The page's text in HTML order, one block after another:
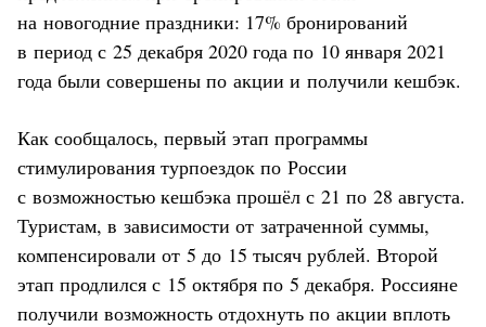
на новогодние праздники: 17% бронирований
в период с 25 декабря 2020 года по 10 января 2021
года были совершены по акции и получили кешбэк.
Как сообщалось, первый этап программы
стимулирования турпоездок по России
с возможностью кешбэка прошёл с 21 по 28 августа.
Туристам, в зависимости от затраченной суммы,
компенсировали от 5 до 15 тысяч рублей. Второй
этап продлился с 15 октября по 5 декабря. Россияне
получили возможность отдохнуть по акции вплоть